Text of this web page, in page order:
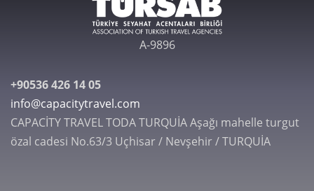
A-9896
+90536 426 14 05
info@capacitytravel.com
CAPACİTY TRAVEL TODA TURQUİA Aşağı mahelle turgut
özal cadesi No.63/3 Uçhisar / Nevşehir / TURQUİA